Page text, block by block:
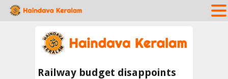
Railway budget disappoints